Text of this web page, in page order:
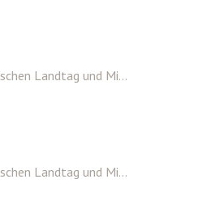
Landtag und Mi...
Landtag und Mi...